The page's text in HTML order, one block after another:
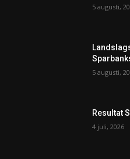
5 augusti,
5 augusti,
Resultat
4 juli, 2026